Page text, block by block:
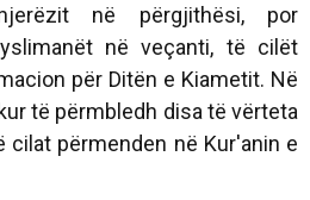
në përgjithësi, por
në veçanti, të cilët
për Ditën e Kiametit. Në
të përmbledh disa të vërteta
cilat përmenden në Kur'anin e